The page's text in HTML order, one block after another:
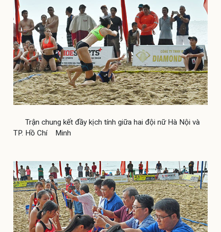
Trận chung kết đầy kịch tính giữa hai đội nữ Hà Nội và
TP. Hồ Chí Minh